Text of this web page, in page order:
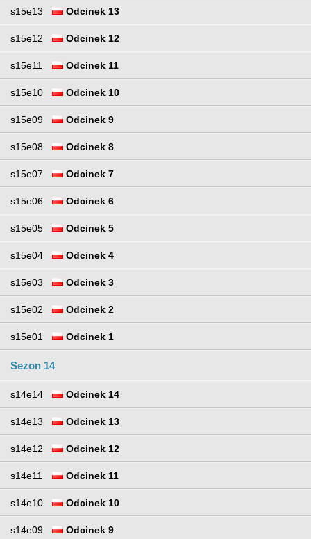
s15e13 Odcinek 13
s15e12 Odcinek 12
s15e11 Odcinek 11
s15e10 Odcinek 10
s15e09 Odcinek 9
s15e08 Odcinek 8
s15e07 Odcinek 7
s15e06 Odcinek 6
s15e05 Odcinek 5
s15e04 Odcinek 4
s15e03 Odcinek 3
s15e02 Odcinek 2
s15e01 Odcinek 1
Sezon 14
s14e14 Odcinek 14
s14e13 Odcinek 13
s14e12 Odcinek 12
s14e11 Odcinek 11
s14e10 Odcinek 10
s14e09 Odcinek 9